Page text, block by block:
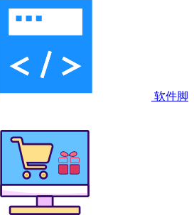
软件脚